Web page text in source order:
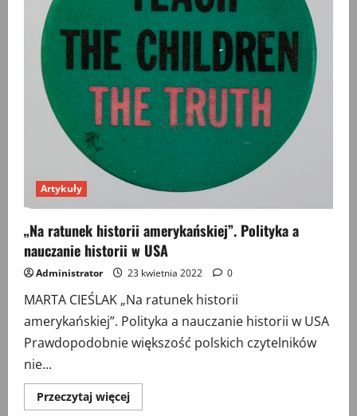
Artykuły
„Na ratunek historii amerykańskiej”. Polityka a
nauczanie historii w USA
Administrator 23 kwietnia 2022 0
MARTA CIEŚLAK „Na ratunek historii
amerykańskiej”. Polityka a nauczanie historii w USA
Prawdopodobnie większość polskich czytelników
nie...
Przeczytaj więcejPrzeczytaj
więcej